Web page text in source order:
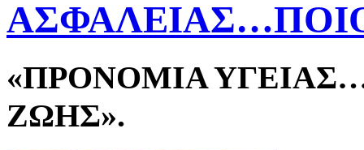
«ΠΡΟΝΟΜΙΑ
ΖΩΗΣ».